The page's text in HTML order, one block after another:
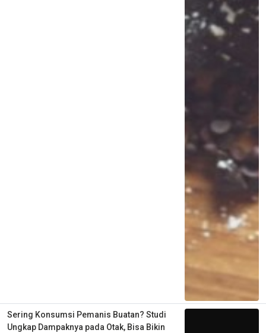
Sering Konsumsi Pemanis Buatan? Studi
Ungkap Dampaknya pada Otak, Bisa Bikin